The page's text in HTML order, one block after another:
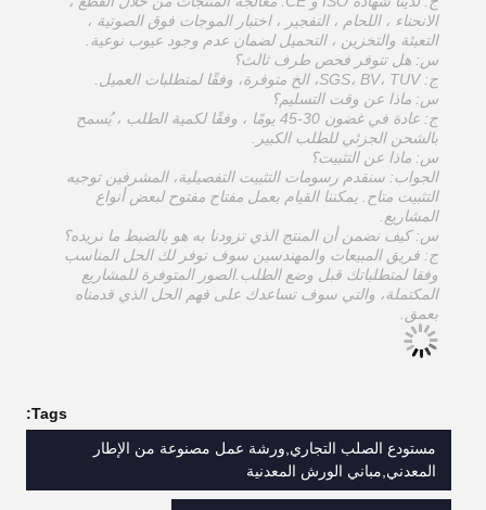
الانحناء ، اللحام ، التفجير ، اختبار الموجات فوق الصوتية ،
التعبئة والتخزين ، التحميل لضمان عدم وجود عيوب نوعية.
س: هل تتوفر فحص طرف ثالث؟
ج: SGS، BV، TUV، الخ متوفرة، وفقًا لمتطلبات العميل.
س: ماذا عن وقت التسليم؟
ج: عادة في غضون 30-45 يومًا ، وفقًا لكمية الطلب ، يُسمح
بالشحن الجزئي للطلب الكبير.
س: ماذا عن التثبيت؟
الجواب: سنقدم رسومات التثبيت التفصيلية، المشرفين توجيه
التثبيت متاح. يمكننا القيام بعمل مفتاح مفتوح لبعض أنواع
المشاريع.
س: كيف نضمن أن المنتج الذي تزودنا به هو بالضبط ما نريده؟
ج: فريق المبيعات والمهندسين سوف توفر لك الحل المناسب
وفقا لمتطلباتك قبل وضع الطلب.الصور المتوفرة للمشاريع
المكتملة، والتي سوف تساعدك على فهم الحل الذي قدمناه
بعمق.
Tags:
مستودع الصلب التجاري,ورشة عمل مصنوعة من الإطار
المعدني,مباني الورش المعدنية